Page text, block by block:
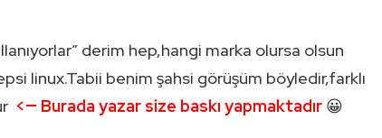
derim hep,hangi marka olursa olsun
linux.Tabii benim şahsi görüşüm böyledir,farklı
<— Burada yazar size baskı yapmaktadır 😀